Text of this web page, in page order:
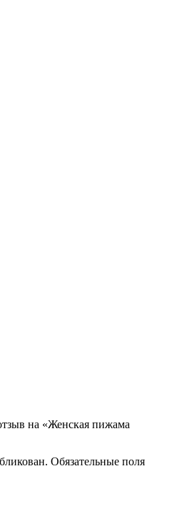
на «Женская пижама
Обязательные поля